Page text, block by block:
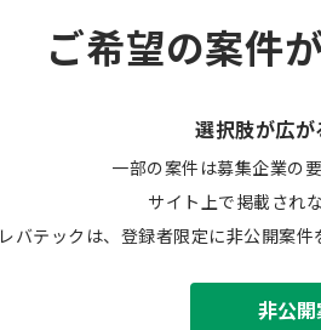
ご希望の案件
選択肢が広が
一部の案件は募集企業の
サイト上で掲載され
レバテックは、登録者限定に非公開案
非公